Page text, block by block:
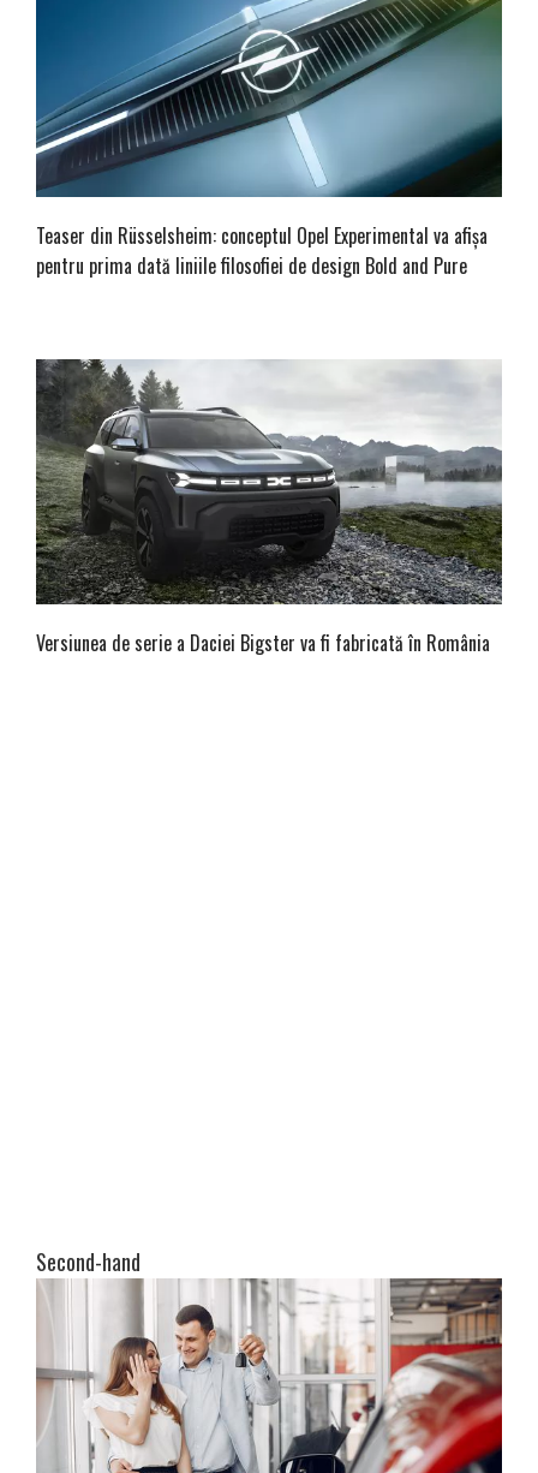
Teaser din Rüsselsheim: conceptul Opel Experimental va afișa
pentru prima dată liniile filosofiei de design Bold and Pure
Versiunea de serie a Daciei Bigster va fi fabricată în România
Second-hand